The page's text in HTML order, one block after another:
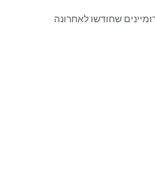
שחודשו לאחרונה